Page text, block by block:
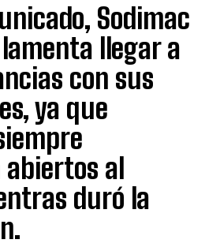
Sodimac
llegar a
con sus
ya que
al
duró la